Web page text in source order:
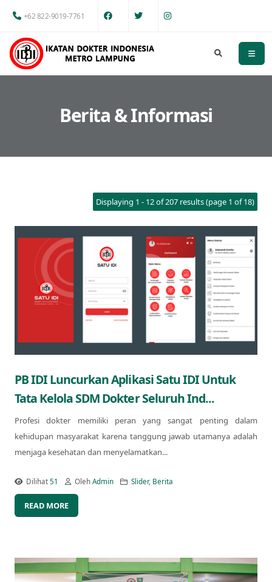
+62 822-9019-7761
Berita & Informasi
Displaying 1 - 12 of 207 results (page 1 of 18)
PB IDI Luncurkan Aplikasi Satu IDI Untuk
Tata Kelola SDM Dokter Seluruh Ind...
Profesi dokter memiliki peran yang sangat penting dalam
kehidupan masyarakat karena tanggung jawab utamanya adalah
menjaga kesehatan dan menyelamatkan...
Dilihat51 OlehAdmin Slider, Berita
READ MORE